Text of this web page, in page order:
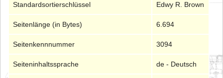
Standardsortierschlüssel Edwy R. Brown
Seitenlänge (in Bytes) 6.694
Seitenkennnummer 3094
Seiteninhaltssprache de - Deutsch